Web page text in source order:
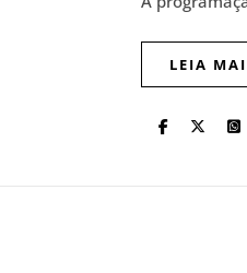
LEIA